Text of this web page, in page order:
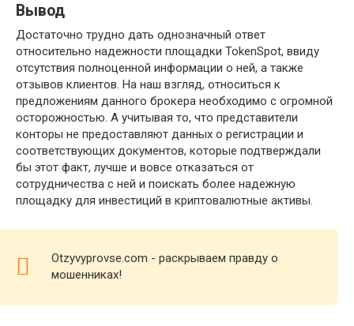
Вывод
Достаточно трудно дать однозначный ответ
относительно надежности площадки TokenSpot, ввиду
отсутствия полноценной информации о ней, а также
отзывов клиентов. На наш взгляд, относиться к
предложениям данного брокера необходимо с огромной
осторожностью. А учитывая то, что представители
конторы не предоставляют данных о регистрации и
соответствующих документов, которые подтверждали
бы этот факт, лучше и вовсе отказаться от
сотрудничества с ней и поискать более надежную
площадку для инвестиций в криптовалютные активы.
Otzyvyprovse.com - раскрываем правду о
мошенниках!